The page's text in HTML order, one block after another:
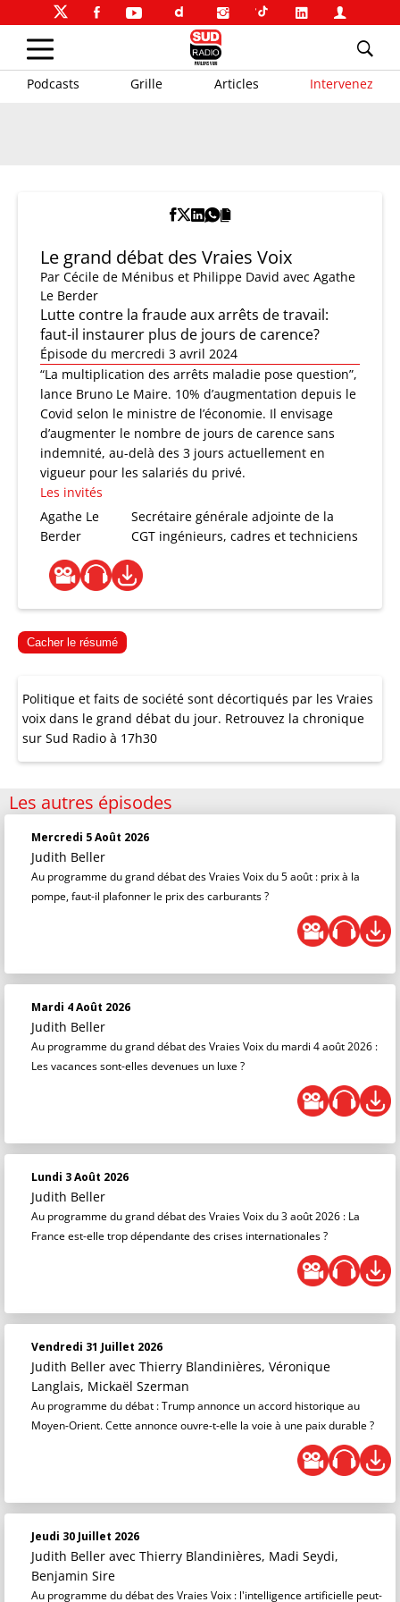
Podcasts Grille Articles Intervenez
Le grand débat des Vraies Voix
Par Cécile de Ménibus et Philippe David avec Agathe
Le Berder
Lutte contre la fraude aux arrêts de travail:
faut-il instaurer plus de jours de carence?
Épisode du mercredi 3 avril 2024
“La multiplication des arrêts maladie pose question”,
lance Bruno Le Maire. 10% d’augmentation depuis le
Covid selon le ministre de l’économie. Il envisage
d’augmenter le nombre de jours de carence sans
indemnité, au-delà des 3 jours actuellement en
vigueur pour les salariés du privé.
Les invités
Agathe Le
Berder
Secrétaire générale adjointe de la
CGT ingénieurs, cadres et techniciens
Cacher le résumé
Politique et faits de société sont décortiqués par les Vraies
voix dans le grand débat du jour. Retrouvez la chronique
sur Sud Radio à 17h30
Les autres épisodes
Mercredi 5 Août 2026
Judith Beller
Au programme du grand débat des Vraies Voix du 5 août : prix à la
pompe, faut-il plafonner le prix des carburants ?
Mardi 4 Août 2026
Judith Beller
Au programme du grand débat des Vraies Voix du mardi 4 août 2026 :
Les vacances sont-elles devenues un luxe ?
Lundi 3 Août 2026
Judith Beller
Au programme du grand débat des Vraies Voix du 3 août 2026 : La
France est-elle trop dépendante des crises internationales ?
Vendredi 31 Juillet 2026
Judith Beller avec Thierry Blandinières, Véronique
Langlais, Mickaël Szerman
Au programme du débat : Trump annonce un accord historique au
Moyen-Orient. Cette annonce ouvre-t-elle la voie à une paix durable ?
Jeudi 30 Juillet 2026
Judith Beller avec Thierry Blandinières, Madi Seydi,
Benjamin Sire
Au programme du débat des Vraies Voix : l'intelligence artificielle peut-